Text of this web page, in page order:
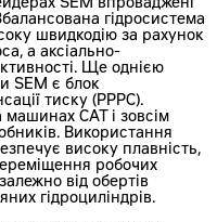
SEM впроваджені
гідросистема
швидкодію за рахунок
а аксіально-
Ще однією
SEM є блок
тиску (PPPC).
CAT і зовсім
Використання
високу плавність,
робочих
від обертів
гідроциліндрів.